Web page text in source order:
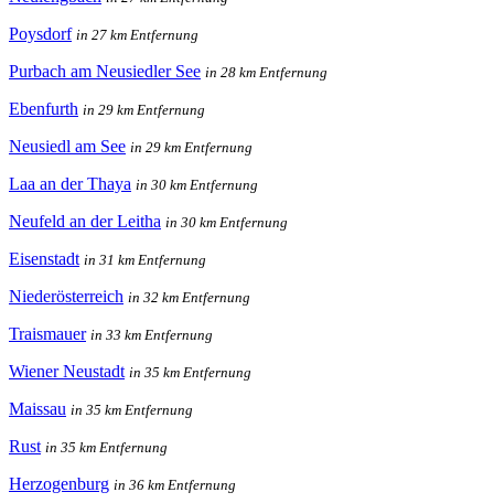
Poysdorf in 27 km Entfernung
Purbach am Neusiedler See in 28 km Entfernung
Ebenfurth in 29 km Entfernung
Neusiedl am See in 29 km Entfernung
Laa an der Thaya in 30 km Entfernung
Neufeld an der Leitha in 30 km Entfernung
Eisenstadt in 31 km Entfernung
Niederösterreich in 32 km Entfernung
Traismauer in 33 km Entfernung
Wiener Neustadt in 35 km Entfernung
Maissau in 35 km Entfernung
Rust in 35 km Entfernung
Herzogenburg in 36 km Entfernung